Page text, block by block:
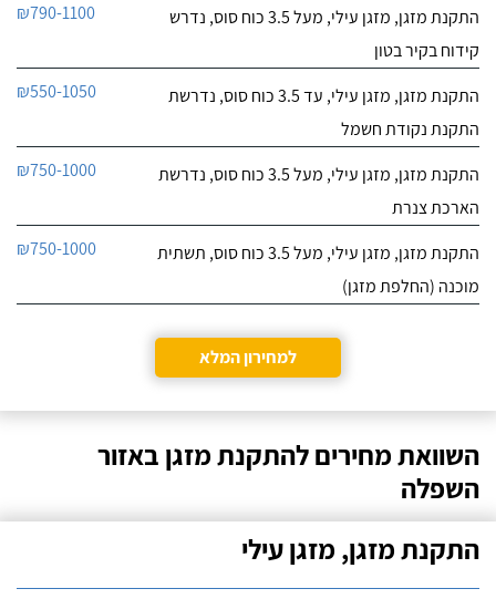
התקנת מזגן, מזגן עילי, מעל 3.5 כוח סוס, נדרש
קידוח בקיר בטון
₪790-1100
התקנת מזגן, מזגן עילי, עד 3.5 כוח סוס, נדרשת
התקנת נקודת חשמל
₪550-1050
התקנת מזגן, מזגן עילי, מעל 3.5 כוח סוס, נדרשת
הארכת צנרת
₪750-1000
התקנת מזגן, מזגן עילי, מעל 3.5 כוח סוס, תשתית
מוכנה (החלפת מזגן)
₪750-1000
למחירון המלא
השוואת מחירים להתקנת מזגן באזור
השפלה
התקנת מזגן, מזגן עילי